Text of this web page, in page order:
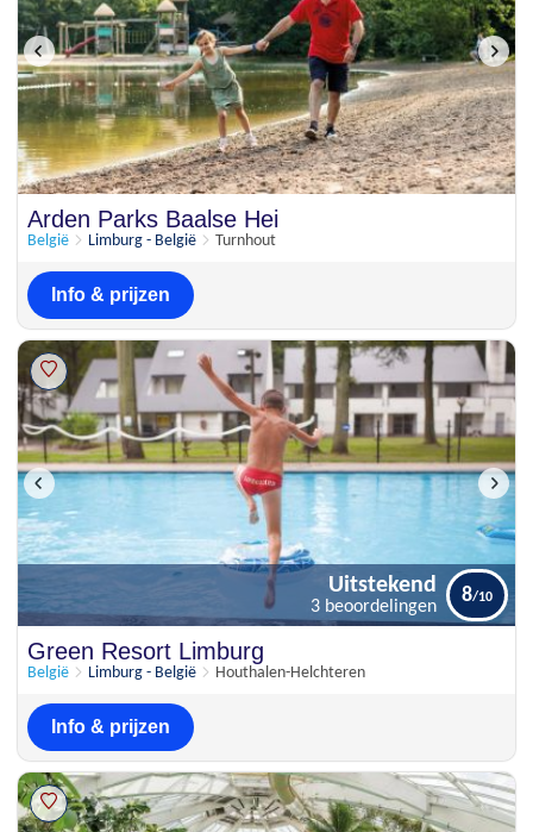
Arden Parks Baalse Hei
België Limburg - België Turnhout
Info & prijzen
3 beoordelingen
Green Resort Limburg
België Limburg - België Houthalen-Helchteren
Uitstekend
3 beoordelingen
8
Info & prijzen